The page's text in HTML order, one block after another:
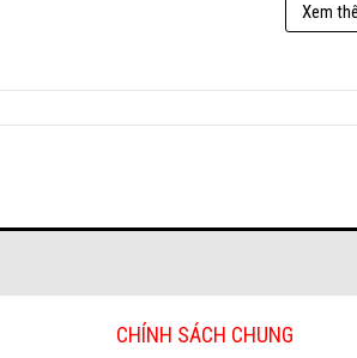
Xem
CHÍNH SÁCH CHUNG